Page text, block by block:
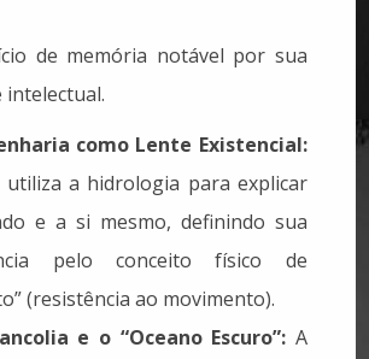
de memória notável por sua
intelectual.
como Lente Existencial:
a hidrologia para explicar
e a si mesmo, definindo sua
pelo conceito físico de
(resistência ao movimento).
e o “Oceano Escuro”: A